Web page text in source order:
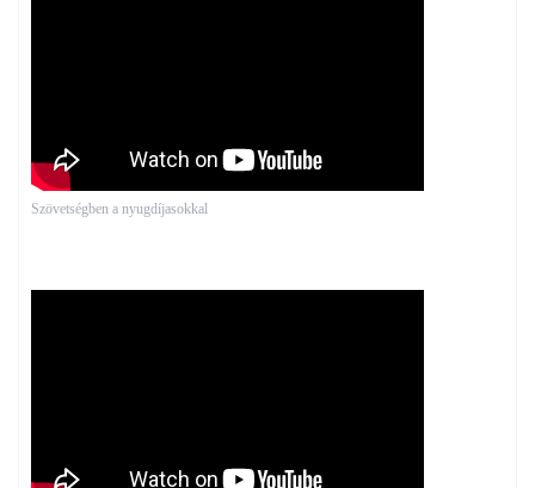
Szövetségben a nyugdíjasokkal